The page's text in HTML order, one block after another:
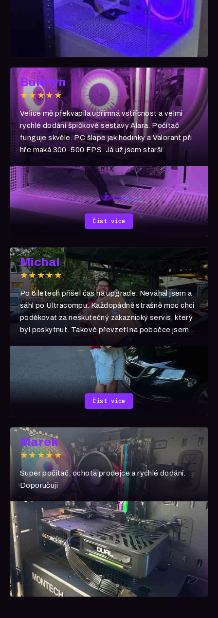
Buletyn
★★★★★
Velice mě překvapila upřímná vstřícnost a velmi
rychlé dodání špičkové sestavy Alara. Počítač
funguje skvěle. PC šlape jak hodinky a Valorant při
hře maká 300-500 FPS. Já už jsem starší
vše daří! A všem vřele ULTRACOMP doporučuji!
Číst více
Michal
★★★★★
Po 6 letech přišel čas na upgrade. Neváhal jsem a
sáhl po Ultracompu. Každopádně strašně moc chci
poděkovat za neskutečný zákaznický servis, který
byl poskytnut. Takové převzetí na pobočce jsem
Číst více
Marek
★★★★★
Super počítač, ochota prodejce a rychlé dodání.
Doporučuji